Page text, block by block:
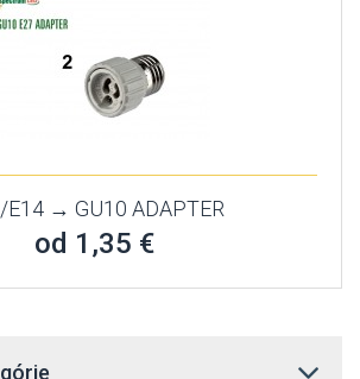
E14 → GU10 ADAPTER
od 1,35 €